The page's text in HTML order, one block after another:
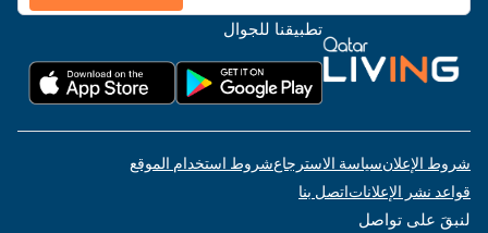
تطبيقنا للجوال
شروط الإعلانسياسة الاسترجاعشروط استخدام الموقع
قواعد نشر الإعلاناتاتصل بنا
لنبقَ على تواصل